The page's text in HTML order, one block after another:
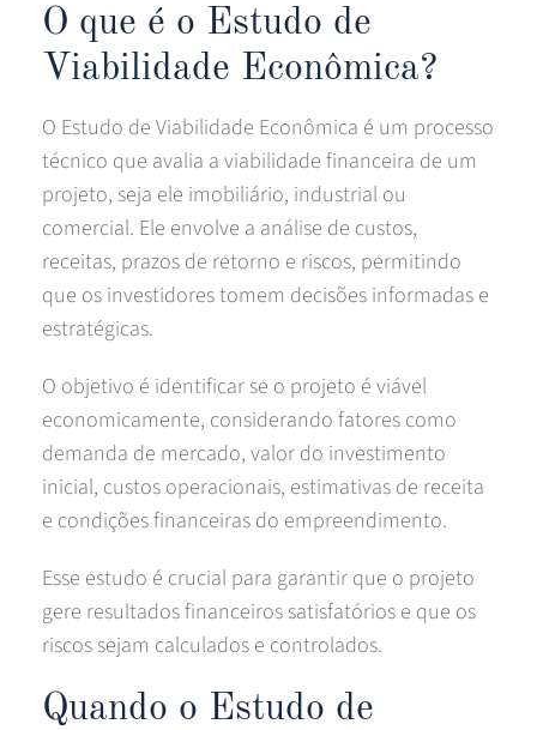
O que é o Estudo de
Viabilidade Econômica?
O Estudo de Viabilidade Econômica é um processo
técnico que avalia a viabilidade financeira de um
projeto, seja ele imobiliário, industrial ou
comercial. Ele envolve a análise de custos,
receitas, prazos de retorno e riscos, permitindo
que os investidores tomem decisões informadas e
estratégicas.
O objetivo é identificar se o projeto é viável
economicamente, considerando fatores como
demanda de mercado, valor do investimento
inicial, custos operacionais, estimativas de receita
e condições financeiras do empreendimento.
Esse estudo é crucial para garantir que o projeto
gere resultados financeiros satisfatórios e que os
riscos sejam calculados e controlados.
Quando o Estudo de